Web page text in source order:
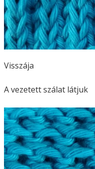
Visszája
A vezetett szálat látjuk